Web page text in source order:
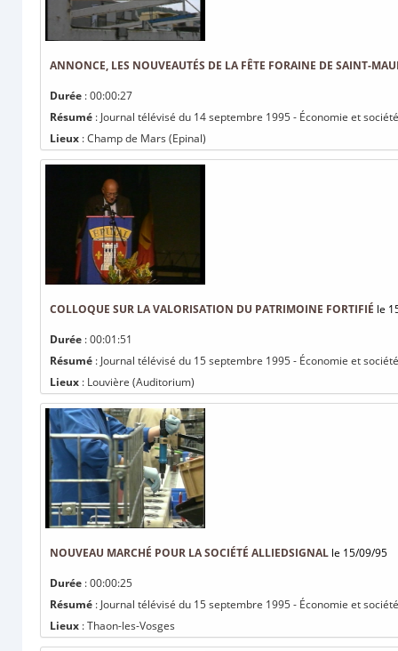
ANNONCE, LES NOUVEAUTÉS DE LA FÊTE FORAINE DE SAINT-
Durée : 00:00:27
Résumé : Journal télévisé du 14 septembre 1995 - Économie et
Lieux : Champ de Mars (Epinal)
COLLOQUE SUR LA VALORISATION DU PATRIMOINE FORTIFIÉ le
Durée : 00:01:51
Résumé : Journal télévisé du 15 septembre 1995 - Économie et
Lieux : Louvière (Auditorium)
NOUVEAU MARCHÉ POUR LA SOCIÉTÉ ALLIEDSIGNAL le 15/09/95
Durée : 00:00:25
Résumé : Journal télévisé du 15 septembre 1995 - Économie et
Lieux : Thaon-les-Vosges